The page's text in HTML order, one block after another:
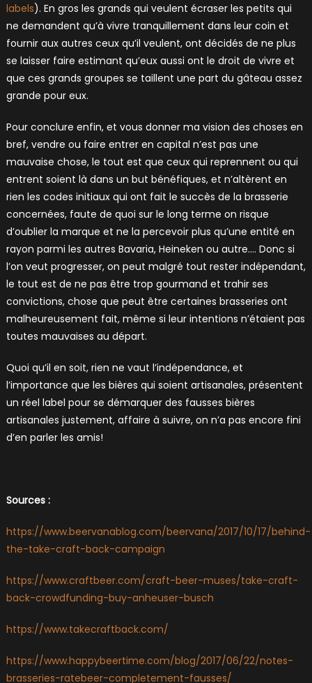
labels). En gros les grands qui veulent écraser les petits qui
ne demandent qu’à vivre tranquillement dans leur coin et
fournir aux autres ceux qu’il veulent, ont décidés de ne plus
se laisser faire estimant qu’eux aussi ont le droit de vivre et
que ces grands groupes se taillent une part du gâteau assez
grande pour eux.
Pour conclure enfin, et vous donner ma vision des choses en
bref, vendre ou faire entrer en capital n’est pas une
mauvaise chose, le tout est que ceux qui reprennent ou qui
entrent soient là dans un but bénéfiques, et n’altèrent en
rien les codes initiaux qui ont fait le succès de la brasserie
concernées, faute de quoi sur le long terme on risque
d’oublier la marque et ne la percevoir plus qu’une entité en
rayon parmi les autres Bavaria, Heineken ou autre…. Donc si
l’on veut progresser, on peut malgré tout rester indépendant,
le tout est de ne pas être trop gourmand et trahir ses
convictions, chose que peut être certaines brasseries ont
malheureusement fait, même si leur intentions n’étaient pas
toutes mauvaises au départ.
Quoi qu’il en soit, rien ne vaut l’indépendance, et
l’importance que les bières qui soient artisanales, présentent
un réel label pour se démarquer des fausses bières
artisanales justement, affaire à suivre, on n’a pas encore fini
d’en parler les amis!
Sources :
https://www.beervanablog.com/beervana/2017/10/17/behind-
the-take-craft-back-campaign
https://www.craftbeer.com/craft-beer-muses/take-craft-
back-crowdfunding-buy-anheuser-busch
https://www.takecraftback.com/
https://www.happybeertime.com/blog/2017/06/22/notes-
brasseries-ratebeer-completement-fausses/